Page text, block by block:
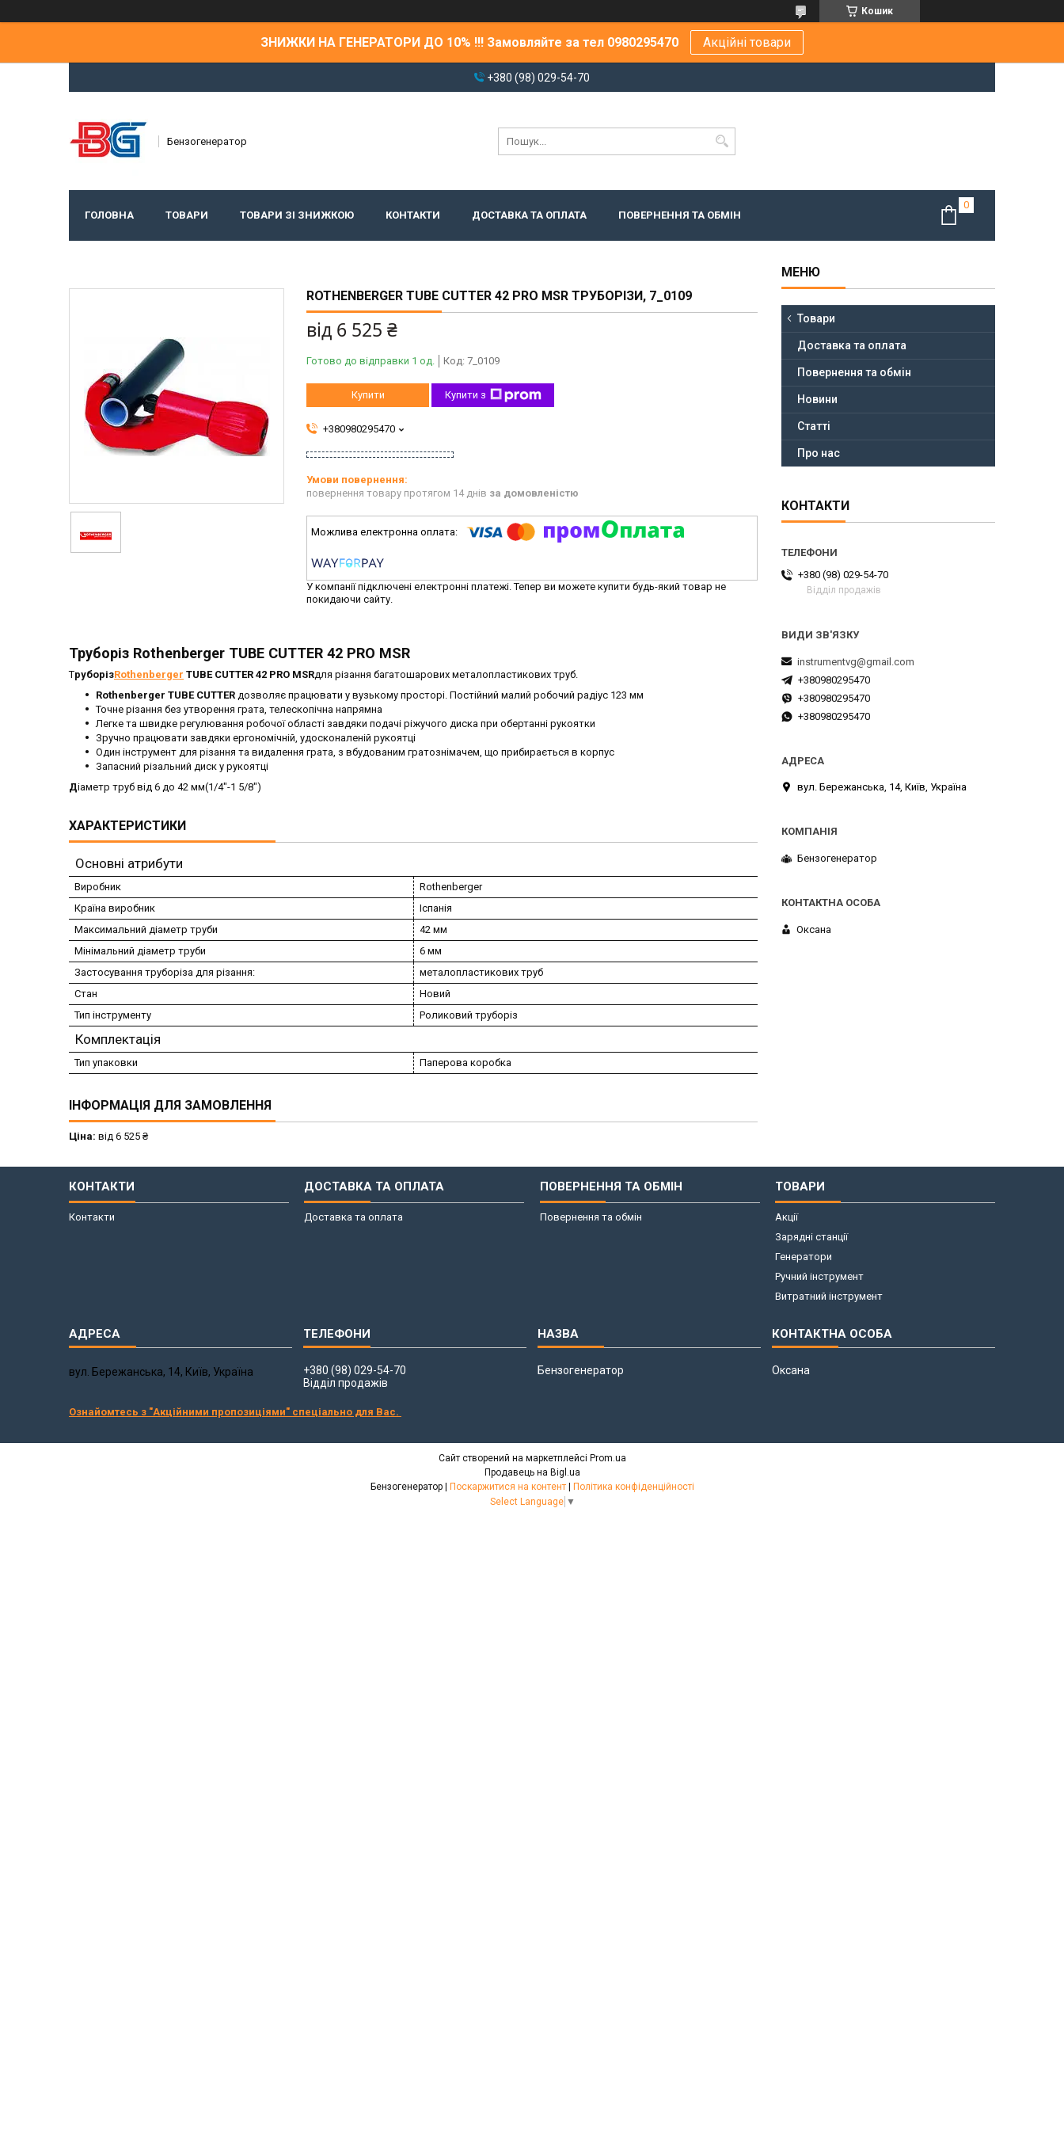
Кошик
ЗНИЖКИ НА ГЕНЕРАТОРИ ДО 10% !!! Замовляйте за тел 0980295470 Акційні товари
+380 (98) 029-54-70
Бензогенератор
ГОЛОВНА ТОВАРИ ТОВАРИ ЗІ ЗНИЖКОЮ КОНТАКТИ ДОСТАВКА ТА ОПЛАТА ПОВЕРНЕННЯ ТА ОБМІН
ROTHENBERGER TUBE CUTTER 42 PRO MSR ТРУБОРІЗИ, 7_0109
від 6 525 ₴
Готово до відправки 1 од. Код: 7_0109
Купити Купити з
+380980295470
повернення товару протягом 14 днів за домовленістю
У компанії підключені електронні платежі. Тепер ви можете купити будь-який товар не
покидаючи сайту.
Труборіз Rothenberger TUBE CUTTER 42 PRO MSR
ТруборізRothenberger TUBE CUTTER 42 PRO MSRдля різання багатошарових металопластикових труб.
Rothenberger TUBE CUTTER дозволяє працювати у вузькому просторі. Постійний малий робочий радіус 123 мм
Точне різання без утворення грата, телескопічна напрямна
Легке та швидке регулювання робочої області завдяки подачі ріжучого диска при обертанні рукоятки
Зручно працювати завдяки ергономічній, удосконаленій рукоятці
Один інструмент для різання та видалення грата, з вбудованим гратознімачем, що прибирається в корпус
Запасний різальний диск у рукоятці
Діаметр труб від 6 до 42 мм(1/4"-1 5/8")
ХАРАКТЕРИСТИКИ
Основні атрибути
Виробник
Rothenberger
Країна виробник
Іспанія
Максимальний діаметр труби
42 мм
Мінімальний діаметр труби
6 мм
Застосування труборіза для різання:
металопластикових труб
Стан
Новий
Тип інструменту
Роликовий труборіз
Комплектація
Тип упаковки Паперова коробка
ІНФОРМАЦІЯ ДЛЯ ЗАМОВЛЕННЯ
Ціна: від 6 525 ₴
Товари
Доставка та оплата
Повернення та обмін
Новини
Статті
Про нас
КОНТАКТИ
+380 (98) 029-54-70
Відділ продажів
instrumentvg@gmail.com
+380980295470
+380980295470
+380980295470
вул. Бережанська, 14, Київ, Україна
Бензогенератор
Оксана
КОНТАКТИ
Контакти
ДОСТАВКА ТА ОПЛАТА
Доставка та оплата
ПОВЕРНЕННЯ ТА ОБМІН
Повернення та обмін
ТОВАРИ
Акції
Зарядні станції
Генератори
Ручний інструмент
Витратний інструмент
вул. Бережанська, 14, Київ, Україна
+380 (98) 029-54-70
Відділ продажів
Бензогенератор Оксана
Ознайомтесь з "Акційними пропозиціями" спеціально для Вас.
Сайт створений на маркетплейсі Prom.ua
Продавець на Bigl.ua
Поскаржитися на контент
Політика конфіденційності
Select Language ▼